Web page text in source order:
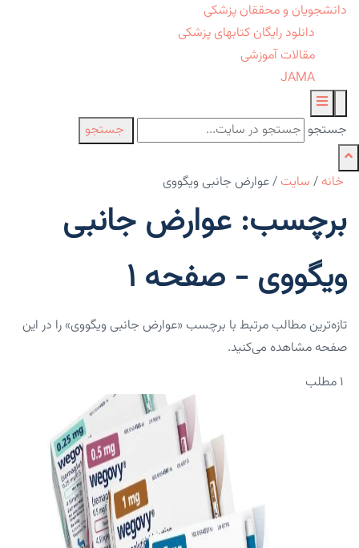
دانشجویان و محققان پزشکی
دانلود رایگان کتابهای پزشکی
مقالات آموزشی
JAMA
جستجو جستجو
خانه / سایت /عوارض جانبی ویگووی
برچسب: عوارض جانبی
ویگووی - صفحه 1
تازه‌ترین مطالب مرتبط با برچسب «عوارض جانبی ویگووی» را در این
صفحه مشاهده می‌کنید.
۱ مطلب